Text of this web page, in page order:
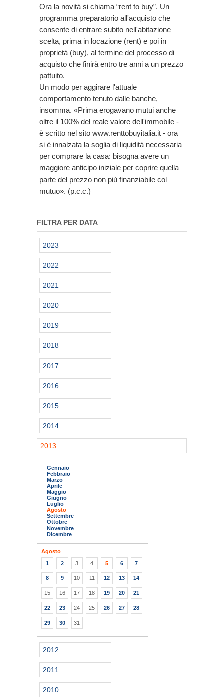
Ora la novità si chiama “rent to buy”. Un
programma preparatorio all'acquisto che
consente di entrare subito nell'abitazione
scelta, prima in locazione (rent) e poi in
proprietà (buy), al termine del processo di
acquisto che finirà entro tre anni a un prezzo
pattuito.
Un modo per aggirare l'attuale
comportamento tenuto dalle banche,
insomma. «Prima erogavano mutui anche
oltre il 100% del reale valore dell'immobile -
è scritto nel sito www.renttobuyitalia.it - ora
si è innalzata la soglia di liquidità necessaria
per comprare la casa: bisogna avere un
maggiore anticipo iniziale per coprire quella
parte del prezzo non più finanziabile col
mutuo». (p.c.c.)
FILTRA PER DATA
2023
2022
2021
2020
2019
2018
2017
2016
2015
2014
2013
Gennaio
Febbraio
Marzo
Aprile
Maggio
Giugno
Luglio
Agosto
Settembre
Ottobre
Novembre
Dicembre
Agosto
1
2 3 4 5 6 7
8 9 10 11 12 13 14
15 16 17 18 19 20 21
22 23 24 25 26 27 28
29 30 31
2012
2011
2010